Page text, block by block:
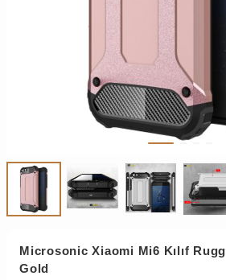
Microsonic Xiaomi Mi6 Kılıf
Gold